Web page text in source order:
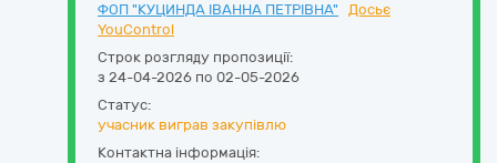
ФОП "КУЦИНДА ІВАННА ПЕТРІВНА"
Досьє
YouControl
Строк розгляду пропозиції:
з 24-04-2026 по 02-05-2026
Статус:
учасник виграв закупівлю
Контактна інформація: